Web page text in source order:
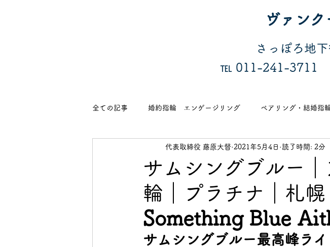
ヴァン
さっぽろ地
​℡ 011-241-3711
全ての記事 婚約指輪 エンゲージリング ペアリング・結婚指
ピアス・イヤリング 営業のご案内 地金チェーン
サムシングブルー
輪｜プラチナ｜札幌
代表取締役 藤原大督 2021年5月4日 読了時間: 2分
Something Blue
サムシングブルー最高峰ラ